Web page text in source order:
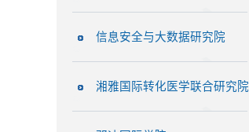
信息安全与大数据研究院
湘雅国际转化医学联合研究院